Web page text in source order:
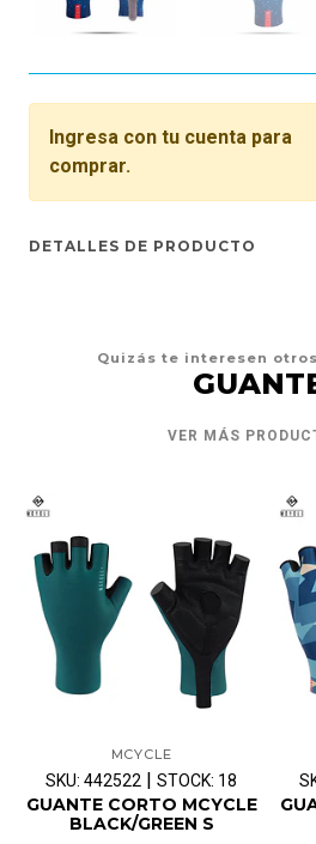
Ingresa con tu cuenta para
comprar.
DETALLES DE PRODUCTO
Quizás te interesen
VER MÁS
MCYCLE
SKU: 442522 STOCK: 18
GUANTE CORTO MCYCLE
BLACK/GREEN S